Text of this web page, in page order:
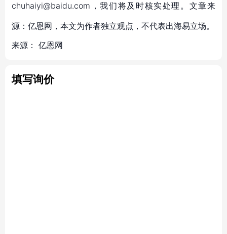
chuhaiyi@baidu.com，我们将及时核实处理。文章来
源：亿恩网，本文为作者独立观点，不代表出海易立场。
来源： 亿恩网
填写询价